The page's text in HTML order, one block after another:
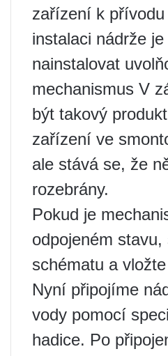
zařízení k přívodu
instalaci nádrže
nainstalovat
mechanismus V
být takový
zařízení ve
ale stává se, že
rozebrány.
Pokud je
odpojeném
schématu a
Nyní připojíme
vody pomocí
hadice. Po